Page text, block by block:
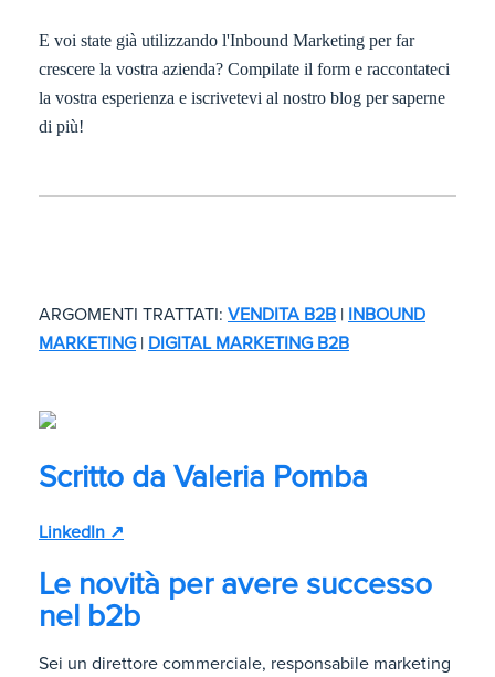
E voi state già utilizzando l'Inbound Marketing per far
crescere la vostra azienda? Compilate il form e raccontateci
la vostra esperienza e iscrivetevi al nostro blog per saperne
di più!
ARGOMENTI TRATTATI: VENDITA B2B | INBOUND
MARKETING | DIGITAL MARKETING B2B
Scritto da Valeria Pomba
LinkedIn ↗
Le novità per avere successo
nel b2b
Sei un direttore commerciale, responsabile marketing